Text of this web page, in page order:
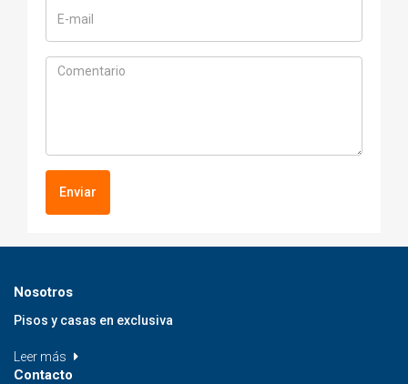
Enviar
Nosotros
Pisos y casas en exclusiva
Leer más
Contacto